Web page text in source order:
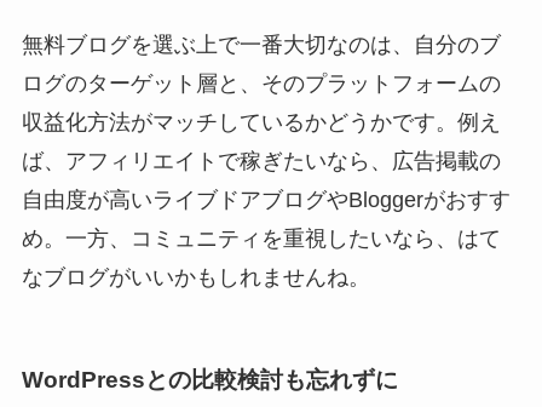
無料ブログを選ぶ上で一番大切なのは、自分のブ
ログのターゲット層と、そのプラットフォームの
収益化方法がマッチしているかどうかです。例え
ば、アフィリエイトで稼ぎたいなら、広告掲載の
自由度が高いライブドアブログやBloggerがおすす
め。一方、コミュニティを重視したいなら、はて
なブログがいいかもしれませんね。
WordPressとの比較検討も忘れずに